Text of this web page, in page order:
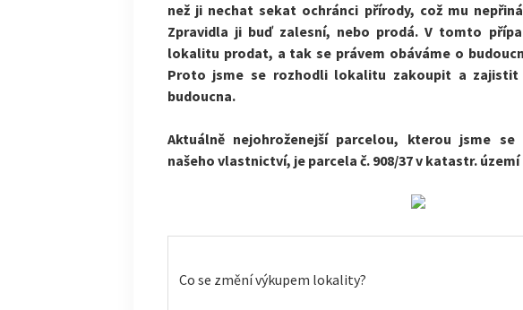
než ji nechat sekat ochránci přírody, což mu
Zpravidla ji buď zalesní, nebo prodá. V tomto
lokalitu prodat, a tak se právem obáváme o
Proto jsme se rozhodli lokalitu zakoupit a
budoucna.
Aktuálně nejohroženejší parcelou, kterou jsme
našeho vlastnictví, je parcela č. 908/37 v katastr.
Co se změní výkupem lokality?